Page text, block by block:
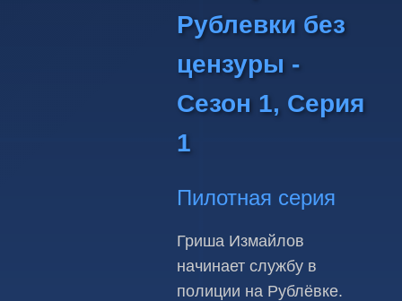
Рублевки без
цензуры -
Сезон 1, Серия
1
Пилотная серия
Гриша Измайлов
начинает службу в
полиции на Рублёвке.